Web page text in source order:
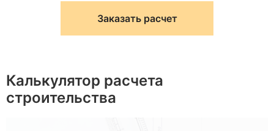
Заказать расчет
Калькулятор расчета
строительства